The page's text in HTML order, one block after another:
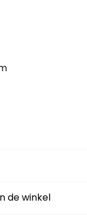
de winkel